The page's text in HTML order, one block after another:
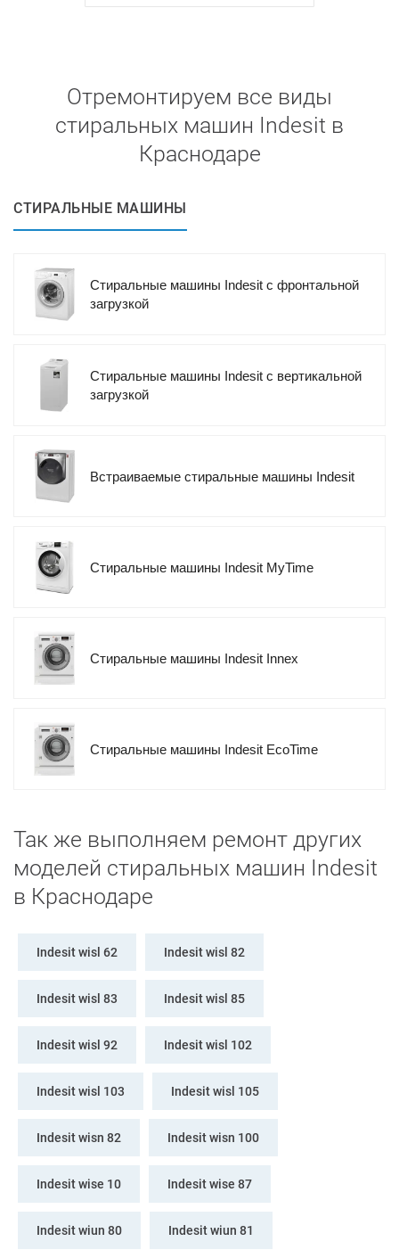
Отремонтируем все виды
стиральных машин Indesit в
Краснодаре
СТИРАЛЬНЫЕ МАШИНЫ
Стиральные машины Indesit с фронтальной
загрузкой
Стиральные машины Indesit с вертикальной
загрузкой
Встраиваемые стиральные машины Indesit
Стиральные машины Indesit MyTime
Стиральные машины Indesit Innex
Стиральные машины Indesit EcoTime
Так же выполняем ремонт других
моделей стиральных машин Indesit
в Краснодаре
Indesit wisl 62 Indesit wisl 82
Indesit wisl 83 Indesit wisl 85
Indesit wisl 92 Indesit wisl 102
Indesit wisl 103 Indesit wisl 105
Indesit wisn 82 Indesit wisn 100
Indesit wise 10 Indesit wise 87
Indesit wiun 80 Indesit wiun 81